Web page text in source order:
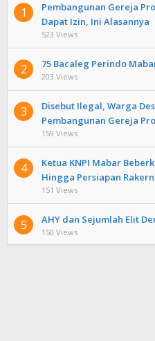
1
Pembangunan Gereja
Dapat Izin, Ini Alasannya
523 Views
2 75 Bacaleg Perindo
203 Views
3
Disebut Ilegal, Warga
Pembangunan Gereja
159 Views
4
Ketua KNPI Mabar
Hingga Persiapan
151 Views
5 AHY dan Sejumlah Elit
150 Views